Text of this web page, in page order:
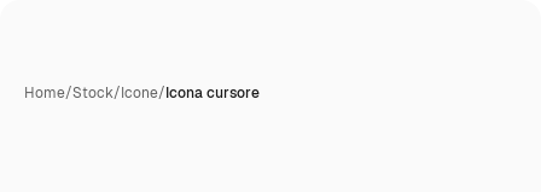
Home/Stock/Icone/Icona cursore